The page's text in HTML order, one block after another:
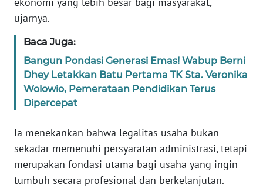
ujarnya.
Baca Juga:
Bangun Pondasi Generasi Emas! Wabup Berni
Dhey Letakkan Batu Pertama TK Sta. Veronika
Wolowio, Pemerataan Pendidikan Terus
Dipercepat
Ia menekankan bahwa legalitas usaha bukan
sekadar memenuhi persyaratan administrasi, tetapi
merupakan fondasi utama bagi usaha yang ingin
tumbuh secara profesional dan berkelanjutan.
SULTENG
WN
SULBAR
BABEL
WN
SUMBAR